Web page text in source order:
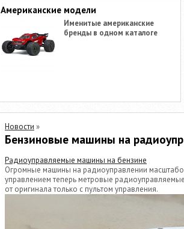
Американские модели
Именитые американские
бренды в одном каталоге
Новости »
Бензиновые машины на
Радиоуправляемые машины на бензине
Огромные машины на радиоуправлении
управлением теперь метровые
от оригинала только с пультом управления.